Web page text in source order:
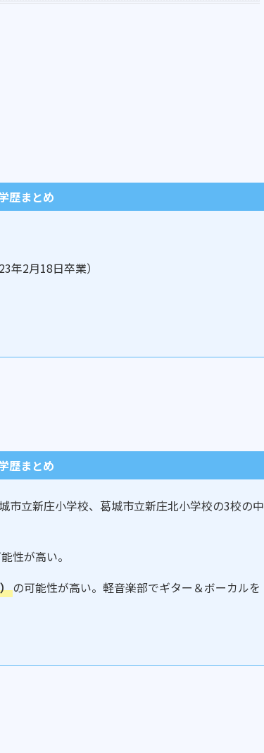
歴まとめ
年2月18日卒業）
歴まとめ
市立新庄小学校、葛城市立新庄北小学校の3校の中
性が高い。
の可能性が高い。軽音楽部でギター＆ボーカルを